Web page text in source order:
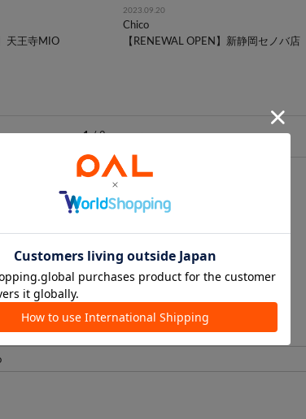
天王寺MIO
2023.09.20
Chico
【RENEWAL OPEN】新静岡セノバ店
1/2 >
ONLINE NEWS はこちら
CAMPAIGN はこちら